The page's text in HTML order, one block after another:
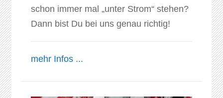
schon immer mal „unter Strom“ stehen?
Dann bist Du bei uns genau richtig!
mehr Infos ...